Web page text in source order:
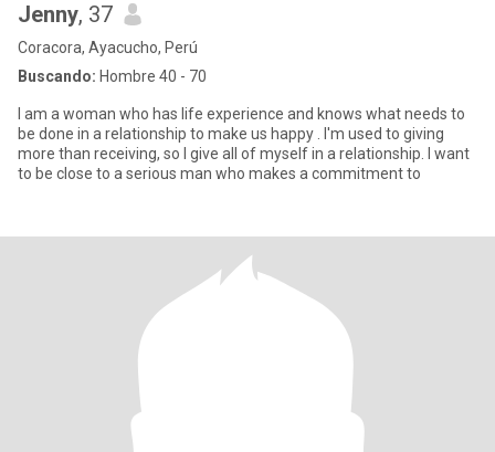
Jenny, 37
Coracora, Ayacucho, Perú
Buscando: Hombre 40 - 70
I am a woman who has life experience and knows what needs to
be done in a relationship to make us happy . I'm used to giving
more than receiving, so I give all of myself in a relationship. I want
to be close to a serious man who makes a commitment to